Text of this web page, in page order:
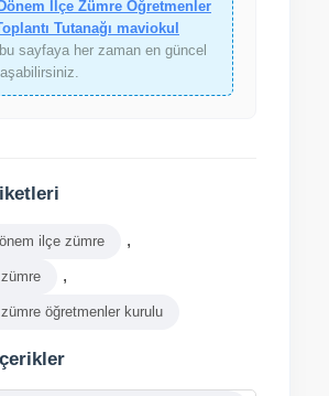
İlçe Zümre Öğretmenler
Tutanağı maviokul
sayfaya her zaman en güncel
ilçe zümre ,
,
öğretmenler kurulu